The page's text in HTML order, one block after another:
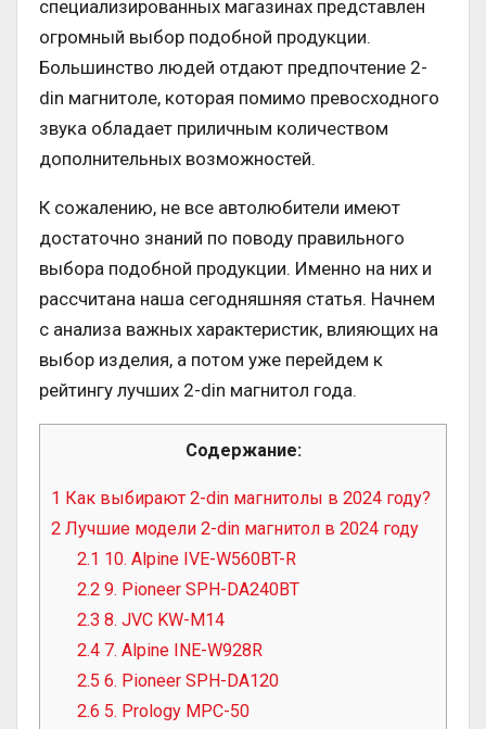
специализированных магазинах представлен
огромный выбор подобной продукции.
Большинство людей отдают предпочтение 2-
din магнитоле, которая помимо превосходного
звука обладает приличным количеством
дополнительных возможностей.
К сожалению, не все автолюбители имеют
достаточно знаний по поводу правильного
выбора подобной продукции. Именно на них и
рассчитана наша сегодняшняя статья. Начнем
с анализа важных характеристик, влияющих на
выбор изделия, а потом уже перейдем к
рейтингу лучших 2-din магнитол года.
Содержание:
1 Как выбирают 2-din магнитолы в 2024 году?
2 Лучшие модели 2-din магнитол в 2024 году
2.1 10. Alpine IVE-W560BT-R
2.2 9. Pioneer SPH-DA240BT
2.3 8. JVC KW-M14
2.4 7. Alpine INE-W928R
2.5 6. Pioneer SPH-DA120
2.6 5. Prology MPC-50